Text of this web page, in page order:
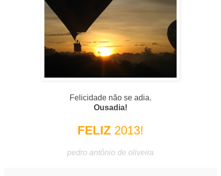
Felicidade não se adia.
Ousadia!
FELIZ 2013!
pedro antônio de oliveira